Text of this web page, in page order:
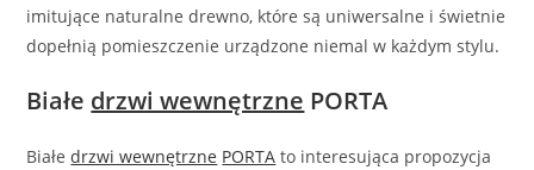
imitujące naturalne drewno, które są uniwersalne i świetnie
dopełnią pomieszczenie urządzone niemal w każdym stylu.
Białe drzwi wewnętrzne PORTA
Białedrzwi wewnętrzne PORTA to interesująca propozycja